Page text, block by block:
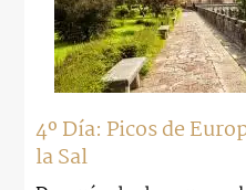
4º Día: Picos de
la Sal